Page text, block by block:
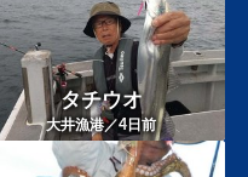
タチウオ
大井漁港／4 日前